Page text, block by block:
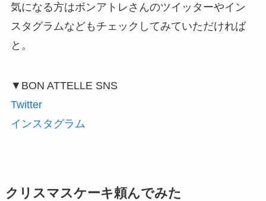
気になる方はボンアトレさんのツイッターやイン
スタグラムなどもチェックしてみていただければ
と。
▼BON ATTELLE SNS
Twitter
インスタグラム
クリスマスケーキ頼んでみた